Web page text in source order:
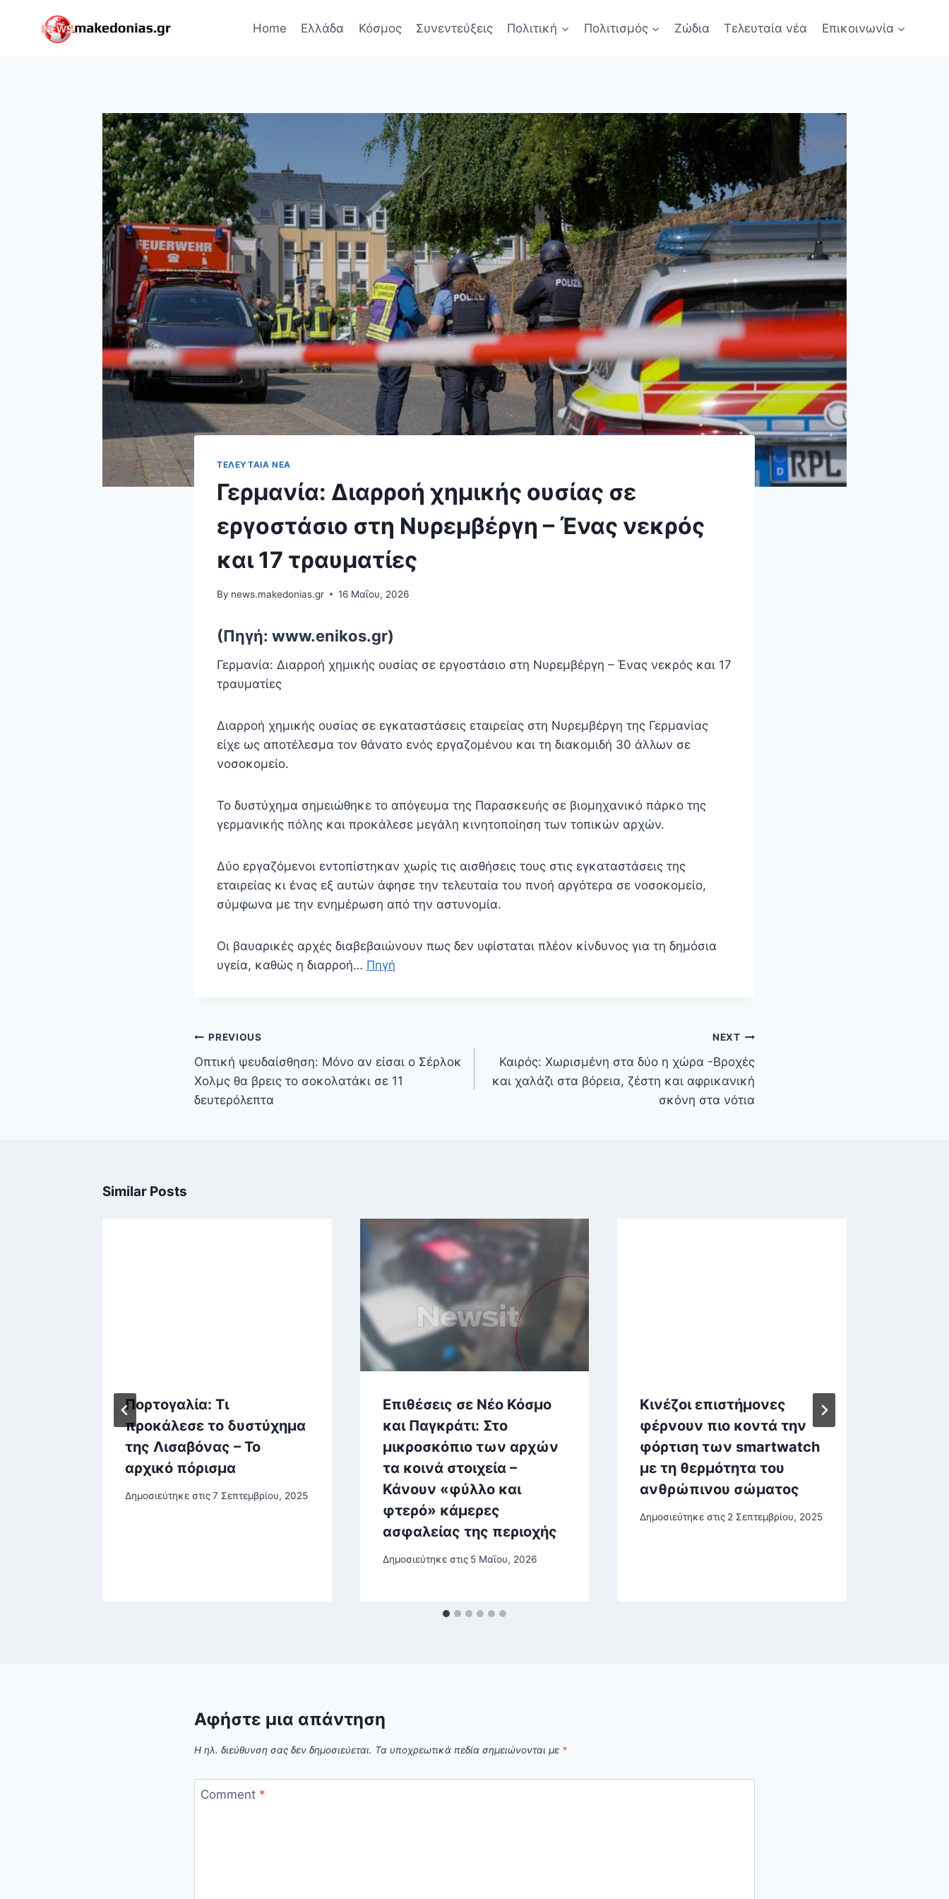
Home Ελλάδα Κόσμος Συνεντεύξεις Πολιτική Πολιτισμός Ζώδια Τελευταία νέα Επικοινωνία
ΤΕΛΕΥΤΑΊΑ ΝΈΑ
Γερμανία: Διαρροή χημικής ουσίας σε
εργοστάσιο στη Νυρεμβέργη – Ένας νεκρός
και 17 τραυματίες
By news.makedonias.gr 16 Μαΐου, 2026
(Πηγή: www.enikos.gr)
Γερμανία: Διαρροή χημικής ουσίας σε εργοστάσιο στη Νυρεμβέργη – Ένας νεκρός και 17
τραυματίες
Διαρροή χημικής ουσίας σε εγκαταστάσεις εταιρείας στη Νυρεμβέργη της Γερμανίας
είχε ως αποτέλεσμα τον θάνατο ενός εργαζομένου και τη διακομιδή 30 άλλων σε
νοσοκομείο.
Το δυστύχημα σημειώθηκε το απόγευμα της Παρασκευής σε βιομηχανικό πάρκο της
γερμανικής πόλης και προκάλεσε μεγάλη κινητοποίηση των τοπικών αρχών.
Δύο εργαζόμενοι εντοπίστηκαν χωρίς τις αισθήσεις τους στις εγκαταστάσεις της
εταιρείας κι ένας εξ αυτών άφησε την τελευταία του πνοή αργότερα σε νοσοκομείο,
σύμφωνα με την ενημέρωση από την αστυνομία.
Οι βαυαρικές αρχές διαβεβαιώνουν πως δεν υφίσταται πλέον κίνδυνος για τη δημόσια
υγεία, καθώς η διαρροή… Πηγή
Πλοήγηση
άρθρων
PREVIOUS
Οπτική ψευδαίσθηση: Μόνο αν είσαι ο Σέρλοκ
Χολμς θα βρεις το σοκολατάκι σε 11
δευτερόλεπτα
NEXT
Καιρός: Χωρισμένη στα δύο η χώρα -Βροχές
και χαλάζι στα βόρεια, ζέστη και αφρικανική
σκόνη στα νότια
Similar Posts
Πορτογαλία: Τι
προκάλεσε το δυστύχημα
της Λισαβόνας – Το
αρχικό πόρισμα
Δημοσιεύτηκε στις7 Σεπτεμβρίου, 2025
Επιθέσεις σε Νέο Κόσμο
και Παγκράτι: Στο
μικροσκόπιο των αρχών
τα κοινά στοιχεία –
Κάνουν «φύλλο και
φτερό» κάμερες
ασφαλείας της περιοχής
Δημοσιεύτηκε στις 5 Μαΐου, 2026
Κινέζοι επιστήμονες
φέρνουν πιο κοντά την
φόρτιση των smartwatch
με τη θερμότητα του
ανθρώπινου σώματος
Δημοσιεύτηκε στις 2 Σεπτεμβρίου, 2025
Αφήστε μια απάντηση
Η ηλ. διεύθυνση σας δεν δημοσιεύεται. Τα υποχρεωτικά πεδία σημειώνονται με *
Comment *